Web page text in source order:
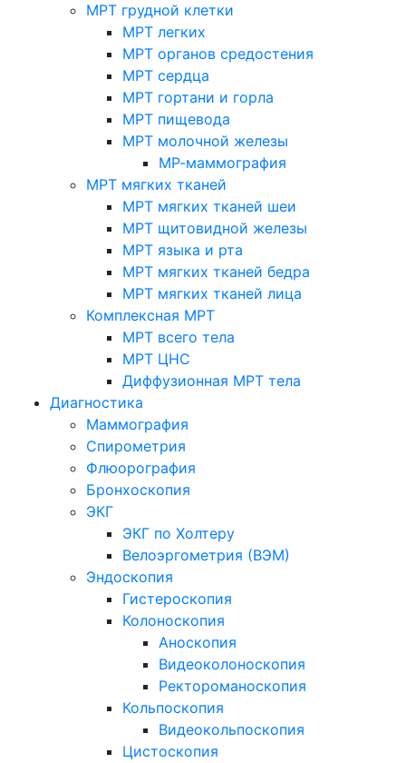
МРТ грудной клетки
МРТ легких
МРТ органов средостения
МРТ сердца
МРТ гортани и горла
МРТ пищевода
МРТ молочной железы
МР-маммография
МРТ мягких тканей
МРТ мягких тканей шеи
МРТ щитовидной железы
МРТ языка и рта
МРТ мягких тканей бедра
МРТ мягких тканей лица
Комплексная МРТ
МРТ всего тела
МРТ ЦНС
Диффузионная МРТ тела
Диагностика
Маммография
Спирометрия
Флюорография
Бронхоскопия
ЭКГ
ЭКГ по Холтеру
Велоэргометрия (ВЭМ)
Эндоскопия
Гистероскопия
Колоноскопия
Аноскопия
Видеоколоноскопия
Ректороманоскопия
Кольпоскопия
Видеокольпоскопия
Цистоскопия